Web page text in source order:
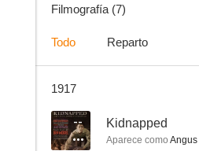
What Happened to Mary
Filmografía (7)
Todo Reparto
1917
-- Kidnapped
Aparece como